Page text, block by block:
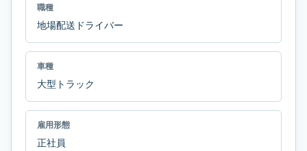
職種
地場配送ドライバー
車種
大型トラック
雇用形態
正社員